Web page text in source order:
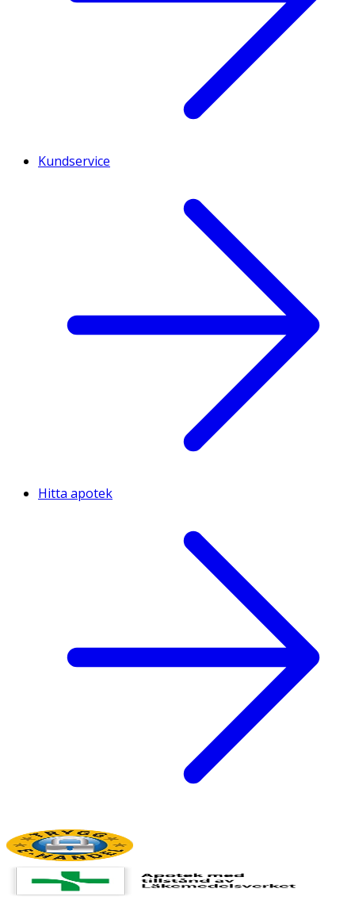
Kundservice
Hitta apotek